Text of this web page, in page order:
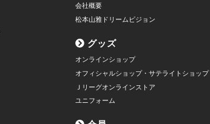
会社概要
松本山雅ドリームビジョン
グッズ
オンラインショップ
オフィシャルショップ・サテライトショップ
Ｊリーグオンラインストア
ユニフォーム